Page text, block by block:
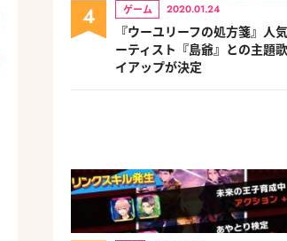
4 ゲーム 2020.01.24
『ウーユリーフの処方箋』人
ーティスト『島爺』との主題
イアップが決定